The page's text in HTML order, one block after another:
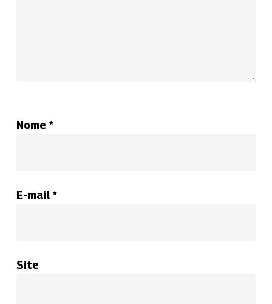
Nome *
E-mail *
Site